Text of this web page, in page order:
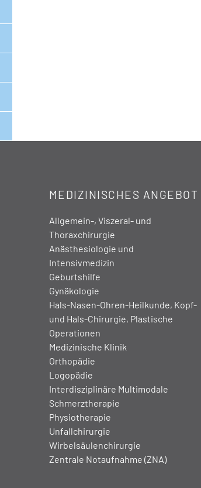
MEDIZINISCHES ANGEBOT
Allgemein-, Viszeral- und
Thoraxchirurgie
Anästhesiologie und
Intensivmedizin
Geburtshilfe
Gynäkologie
Hals-Nasen-Ohren-Heilkunde, Kopf-
und Hals-Chirurgie, Plastische
Operationen
Medizinische Klinik
Orthopädie
Logopädie
Interdisziplinäre Multimodale
Schmerztherapie
Physiotherapie
Unfallchirurgie
Wirbelsäulenchirurgie
Zentrale Notaufnahme (ZNA)